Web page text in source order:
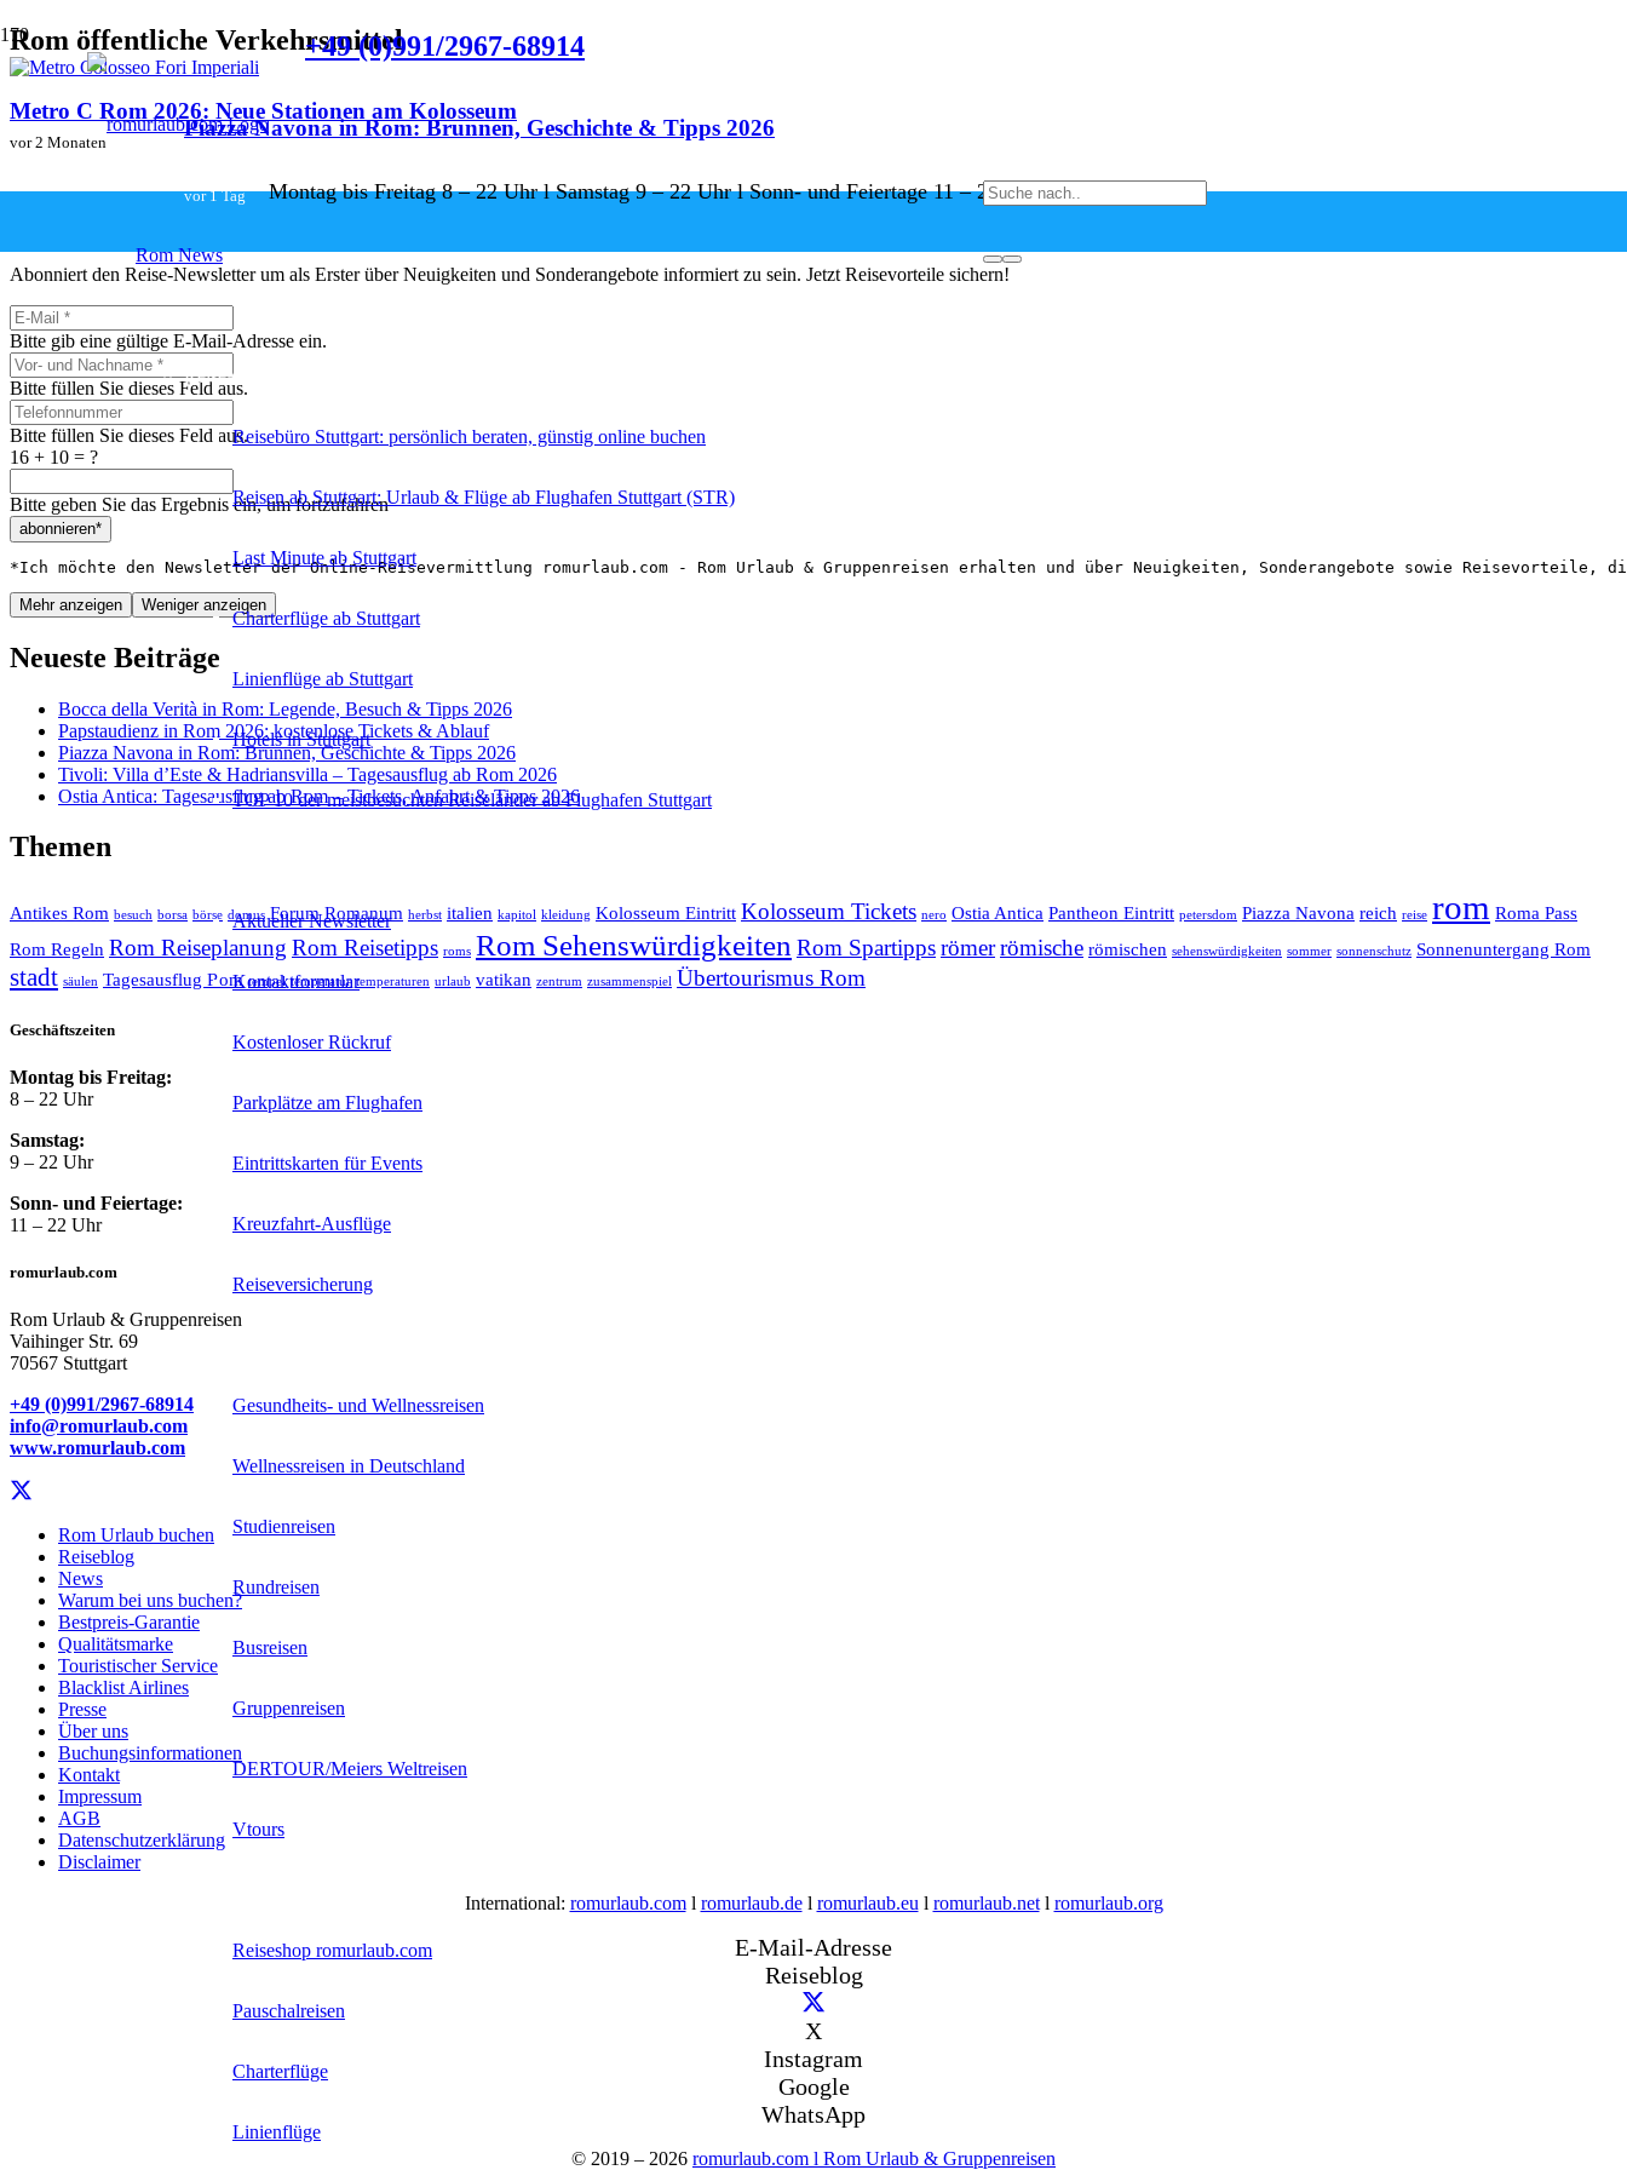
+49 (0)991/2967-68914
Montag bis Freitag 8 – 22 Uhr l Samstag 9 – 22 Uhr l Sonn- und Feiertage 11 – 22 Uhr
Piazza Navona in Rom: Brunnen, Geschichte & Tipps 2026
vor 1 Tag
Rom News
Reiseangebote ab Stuttgart
Reisebüro Stuttgart: persönlich beraten, günstig online buchen
Reisen ab Stuttgart: Urlaub & Flüge ab Flughafen Stuttgart (STR)
Last Minute ab Stuttgart
Charterflüge ab Stuttgart
Linienflüge ab Stuttgart
Hotels in Stuttgart
TOP 10 der meistbesuchten Reiseländer ab Flughafen Stuttgart
Aktueller Newsletter
Kontaktformular
Kostenloser Rückruf
Parkplätze am Flughafen
Eintrittskarten für Events
Kreuzfahrt-Ausflüge
Reiseversicherung
Gesundheits- und Wellnessreisen
Wellnessreisen in Deutschland
Studienreisen
Rundreisen
Busreisen
Gruppenreisen
DERTOUR/Meiers Weltreisen
Vtours
Reiseshop romurlaub.com
Pauschalreisen
Charterflüge
Linienflüge
Rom öffentliche Verkehrsmittel
Metro C Rom 2026: Neue Stationen am Kolosseum
vor 2 Monaten
Newsletter abonnieren & Vorteile sichern
Abonniert den Reise-Newsletter um als Erster über Neuigkeiten und Sonderangebote informiert zu sein. Jetzt Reisevorteile sichern!
Bitte gib eine gültige E-Mail-Adresse ein.
Bitte füllen Sie dieses Feld aus.
Bitte füllen Sie dieses Feld aus.
16 + 10 = ?
Bitte geben Sie das Ergebnis ein, um fortzufahren
abonnieren*
*Ich möchte den Newsletter der Online-Reisevermittlung romurlaub.com - Rom Urlaub & Gruppenreisen erhalten und über Neuigkeiten, Sonderangebote sowie
Mehr anzeigen Weniger anzeigen
Neueste Beiträge
Bocca della Verità in Rom: Legende, Besuch & Tipps 2026
Papstaudienz in Rom 2026: kostenlose Tickets & Ablauf
Piazza Navona in Rom: Brunnen, Geschichte & Tipps 2026
Tivoli: Villa d’Este & Hadriansvilla – Tagesausflug ab Rom 2026
Ostia Antica: Tagesausflug ab Rom – Tickets, Anfahrt & Tipps 2026
Themen
Antikes Rom besuch borsa börse domus Forum Romanum herbst italien kapitol kleidung Kolosseum Eintritt Kolosseum Tickets nero Ostia Antica Pantheon Eintritt petersdom Piazza Navona reich reise rom Roma Pass
Rom Regeln Rom Reiseplanung Rom Reisetipps roms Rom Sehenswürdigkeiten Rom Spartippsrömerrömische römischen sehenswürdigkeiten sommer sonnenschutz Sonnenuntergang Rom
stadt säulen Tagesausflug Rom tempel temperatur temperaturen urlaub vatikan zentrum zusammenspiel Übertourismus Rom
Geschäftszeiten
Montag bis Freitag:
8 – 22 Uhr
Samstag:
9 – 22 Uhr
Sonn- und Feiertage:
11 – 22 Uhr
romurlaub.com
Rom Urlaub & Gruppenreisen
Vaihinger Str. 69
70567 Stuttgart
+49 (0)991/2967-68914
info@romurlaub.com
www.romurlaub.com
Rom Urlaub buchen
Reiseblog
News
Warum bei uns buchen?
Bestpreis-Garantie
Qualitätsmarke
Touristischer Service
Blacklist Airlines
Presse
Über uns
Buchungsinformationen
Kontakt
Impressum
AGB
Datenschutzerklärung
Disclaimer
International: romurlaub.coml romurlaub.del romurlaub.eu l romurlaub.netl romurlaub.org
E-Mail-Adresse
Reiseblog
X
Instagram
Google
WhatsApp
© 2019 – 2026 romurlaub.com l Rom Urlaub & Gruppenreisen